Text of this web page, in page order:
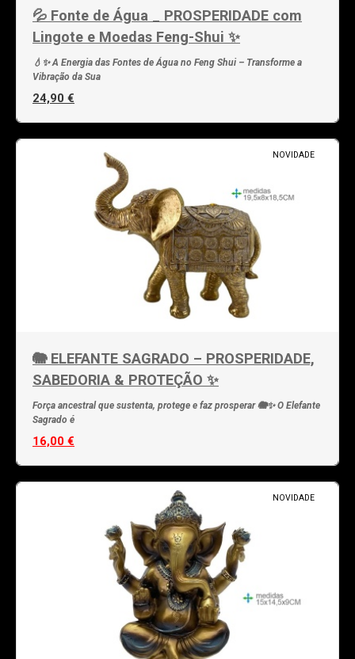
💦 Fonte de Água _ PROSPERIDADE com
Lingote e Moedas Feng-Shui ✨
💧✨ A Energia das Fontes de Água no Feng Shui – Transforme a
Vibração da Sua
24,90 €
NOVIDADE
🐘 ELEFANTE SAGRADO – PROSPERIDADE,
SABEDORIA & PROTEÇÃO ✨
Força ancestral que sustenta, protege e faz prosperar 🐘✨ O Elefante
Sagrado é
16,00 €
NOVIDADE